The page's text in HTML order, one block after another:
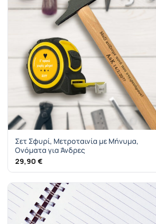
Σετ Σφυρί, Μετροταινία με Μήνυμα,
Ονόματα για Άνδρες
29,90 €